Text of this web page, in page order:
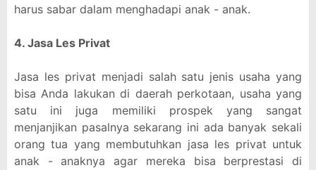
harus sabar dalam menghadapi anak - anak.
4. Jasa Les Privat
Jasa les privat menjadi salah satu jenis usaha yang
bisa Anda lakukan di daerah perkotaan, usaha yang
satu ini juga memiliki prospek yang sangat
menjanjikan pasalnya sekarang ini ada banyak sekali
orang tua yang membutuhkan jasa les privat untuk
anak - anaknya agar mereka bisa berprestasi di